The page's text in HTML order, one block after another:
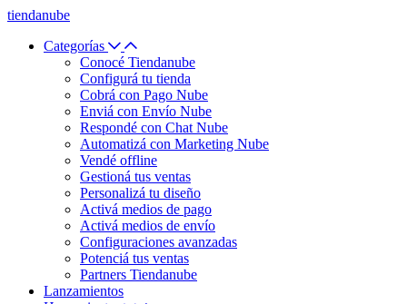
tiendanube
Categorías
Conocé Tiendanube
Configurá tu tienda
Cobrá con Pago Nube
Enviá con Envío Nube
Respondé con Chat Nube
Automatizá con Marketing Nube
Vendé offline
Gestioná tus ventas
Personalizá tu diseño
Activá medios de pago
Activá medios de envío
Configuraciones avanzadas
Potenciá tus ventas
Partners Tiendanube
Lanzamientos